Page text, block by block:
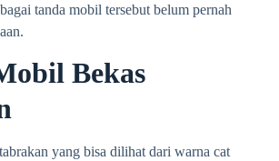
tanda mobil tersebut belum pernah
Bekas
yang bisa dilihat dari warna cat